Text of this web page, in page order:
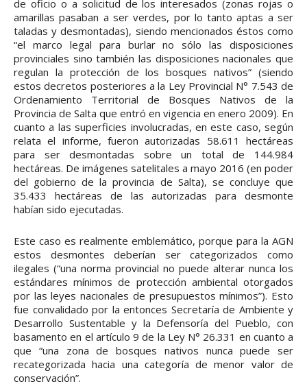
de oficio o a solicitud de los interesados (zonas rojas o
amarillas pasaban a ser verdes, por lo tanto aptas a ser
taladas y desmontadas), siendo mencionados éstos como
“el marco legal para burlar no sólo las disposiciones
provinciales sino también las disposiciones nacionales que
regulan la protección de los bosques nativos” (siendo
estos decretos posteriores a la Ley Provincial N° 7.543 de
Ordenamiento Territorial de Bosques Nativos de la
Provincia de Salta que entró en vigencia en enero 2009). En
cuanto a las superficies involucradas, en este caso, según
relata el informe, fueron autorizadas 58.611 hectáreas
para ser desmontadas sobre un total de 144.984
hectáreas. De imágenes satelitales a mayo 2016 (en poder
del gobierno de la provincia de Salta), se concluye que
35.433 hectáreas de las autorizadas para desmonte
habían sido ejecutadas.
Este caso es realmente emblemático, porque para la AGN
estos desmontes deberían ser categorizados como
ilegales (“una norma provincial no puede alterar nunca los
estándares mínimos de protección ambiental otorgados
por las leyes nacionales de presupuestos mínimos”). Esto
fue convalidado por la entonces Secretaría de Ambiente y
Desarrollo Sustentable y la Defensoría del Pueblo, con
basamento en el artículo 9 de la Ley N° 26.331 en cuanto a
que “una zona de bosques nativos nunca puede ser
recategorizada hacia una categoría de menor valor de
conservación”.